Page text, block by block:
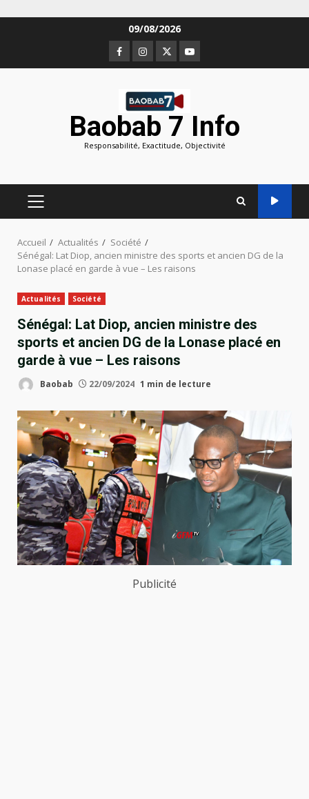
09/08/2026
Facebook
Instagram
TwitterYoutube
Baobab 7 Info
Responsabilité, Exactitude, Objectivité
MENU
PRINCIPAL
Accueil Actualités
Société
Sénégal: Lat Diop, ancien ministre des sports et ancien DG de la
Lonase placé en garde à vue – Les raisons
Actualités Société
Sénégal: Lat Diop, ancien ministre des
sports et ancien DG de la Lonase placé en
garde à vue – Les raisons
Baobab 22/09/2024 1 min de lecture
Publicité